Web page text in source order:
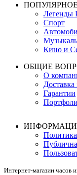
ПОПУЛЯРНОЕ
Легенды
Спорт
Кино и
ОБЩИЕ
О
Доставка
Гарантии
Интернет-магазин часов